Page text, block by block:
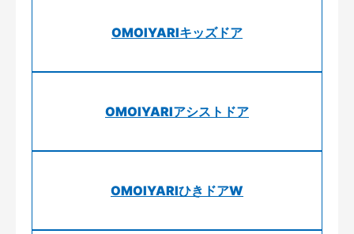
OMOIYARIキッズドア
OMOIYARIアシストドア
OMOIYARIひきドアW